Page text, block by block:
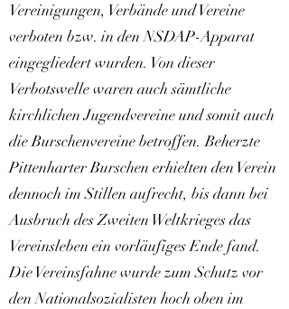
Vereinigungen, Verbände und Vereine
verboten bzw. in den NSDAP-Apparat
eingegliedert wurden. Von dieser
Verbotswelle waren auch sämtliche
kirchlichen Jugendvereine und somit auch
die Burschenvereine betroffen. Beherzte
Pittenharter Burschen erhielten den Verein
dennoch im Stillen aufrecht, bis dann bei
Ausbruch des Zweiten Weltkrieges das
Vereinsleben ein vorläufiges Ende fand.
Die Vereinsfahne wurde zum Schutz vor
den Nationalsozialisten hoch oben im